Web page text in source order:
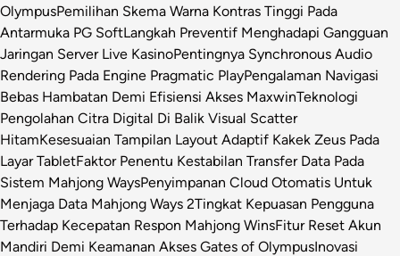
OlympusPemilihan Skema Warna Kontras Tinggi Pada
Antarmuka PG SoftLangkah Preventif Menghadapi Gangguan
Jaringan Server Live KasinoPentingnya Synchronous Audio
Rendering Pada Engine Pragmatic PlayPengalaman Navigasi
Bebas Hambatan Demi Efisiensi Akses MaxwinTeknologi
Pengolahan Citra Digital Di Balik Visual Scatter
HitamKesesuaian Tampilan Layout Adaptif Kakek Zeus Pada
Layar TabletFaktor Penentu Kestabilan Transfer Data Pada
Sistem Mahjong WaysPenyimpanan Cloud Otomatis Untuk
Menjaga Data Mahjong Ways 2Tingkat Kepuasan Pengguna
Terhadap Kecepatan Respon Mahjong WinsFitur Reset Akun
Mandiri Demi Keamanan Akses Gates of OlympusInovasi